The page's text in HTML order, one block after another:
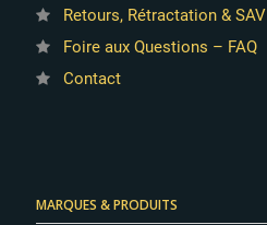
Retours, Rétractation & SAV
Foire aux Questions – FAQ
Contact
MARQUES & PRODUITS